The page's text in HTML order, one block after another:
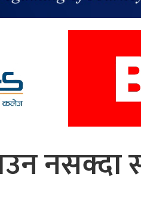
नसक्दा